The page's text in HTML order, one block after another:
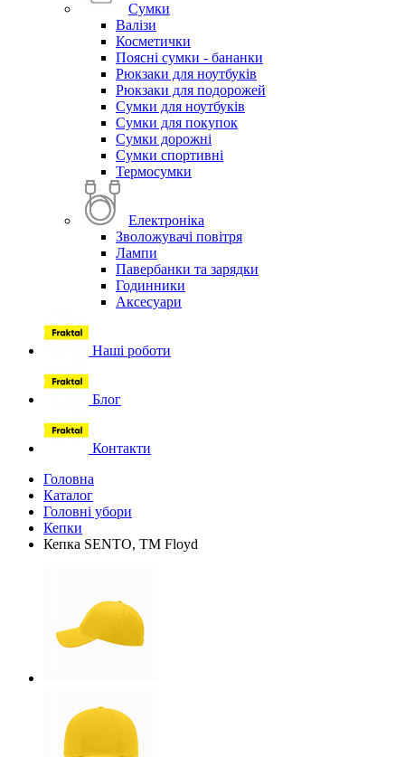
Сумки
Валізи
Косметички
Поясні сумки - бананки
Рюкзаки для ноутбуків
Рюкзаки для подорожей
Сумки для ноутбуків
Сумки для покупок
Сумки дорожні
Сумки спортивні
Термосумки
Електроніка
Зволожувачі повітря
Лампи
Павербанки та зарядки
Годинники
Аксесуари
Наші роботи
Блог
Контакти
Головна
Каталог
Головні убори
Кепки
Кепка SENTO, TM Floyd